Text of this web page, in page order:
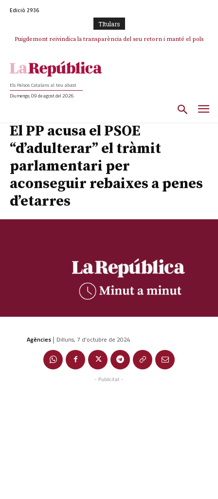
Edició 2936
TItulars
Puigdemont reivindica la transparència del seu retorn i manté el pols
Portugal acusa Espanya de provocar un “efecte crida” massiu per la seva
Els Països Catalans al teu abast
Diumenge, 09 de agost del 2026
El PP acusa el PSOE
“d’adulterar” el tràmit
parlamentari per
aconseguir rebaixes a penes
d’etarres
Agències | Dilluns, 7 d'octubre de 2024
- Publicitat -